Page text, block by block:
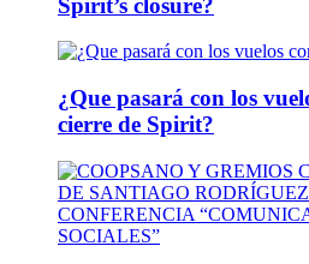
Spirit’s closure?
¿Que pasará con los
cierre de Spirit?